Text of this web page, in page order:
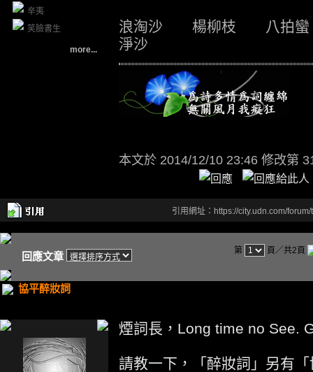
辛夷
笑臉書生
more...
浪淘沙 楊柳枝 八
淨沙
本文於 2014/12/10 23:46 修改第
引用網址：https://city.udn.com/
回應文章 第 頁／共2頁
協平醉妝詞
煙詞長，Long time no See.
請教一下，「醉妝詞」另有